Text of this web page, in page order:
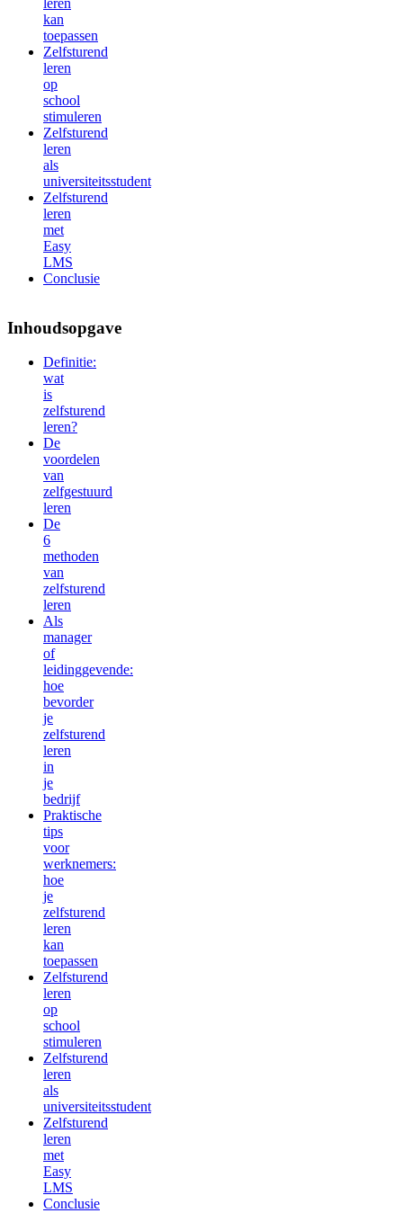
leren
kan
toepassen
Zelfsturend
leren
op
school
stimuleren
Zelfsturend
leren
als
universiteitsstudent
Zelfsturend
leren
met
Easy
LMS
Conclusie
Inhoudsopgave
Definitie:
wat
is
zelfsturend
leren?
De
voordelen
van
zelfgestuurd
leren
De
6
methoden
van
zelfsturend
leren
Als
manager
of
leidinggevende:
hoe
bevorder
je
zelfsturend
leren
in
je
bedrijf
Praktische
tips
voor
werknemers:
hoe
je
zelfsturend
leren
kan
toepassen
Zelfsturend
leren
op
school
stimuleren
Zelfsturend
leren
als
universiteitsstudent
Zelfsturend
leren
met
Easy
LMS
Conclusie